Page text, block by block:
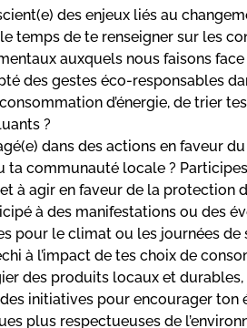
des enjeux liés au
temps de te renseigner sur les
auxquels nous faisons face
des gestes éco-responsables
d’énergie, de trier
?
dans des actions en faveur
ta communauté locale ?
à agir en faveur de la protection
à des manifestations ou des
pour le climat ou les journées de
à l’impact de tes choix de
des produits locaux et
initiatives pour encourager
plus respectueuses de